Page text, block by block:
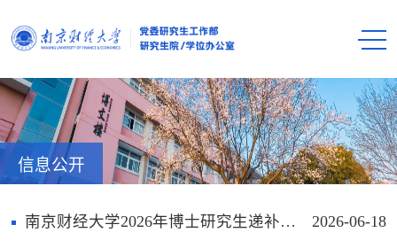
信息公开
2026-06-18
南京财经大学2026年博士研究生递补拟录取名单公示（6月18日）